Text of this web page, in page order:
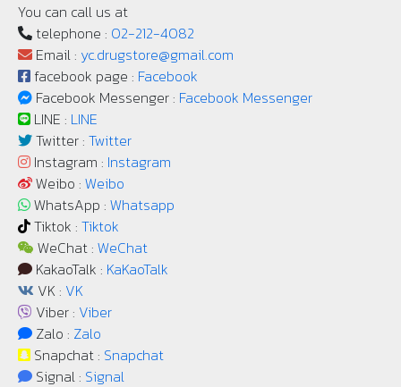
You can call us at
telephone : 02-212-4082
Email : yc.drugstore@gmail.com
facebook page : Facebook
Facebook Messenger : Facebook Messenger
LINE : LINE
Twitter : Twitter
Instagram : Instagram
Weibo : Weibo
WhatsApp : Whatsapp
Tiktok : Tiktok
WeChat : WeChat
KakaoTalk : KaKaoTalk
VK : VK
Viber : Viber
Zalo : Zalo
Snapchat : Snapchat
Signal : Signal